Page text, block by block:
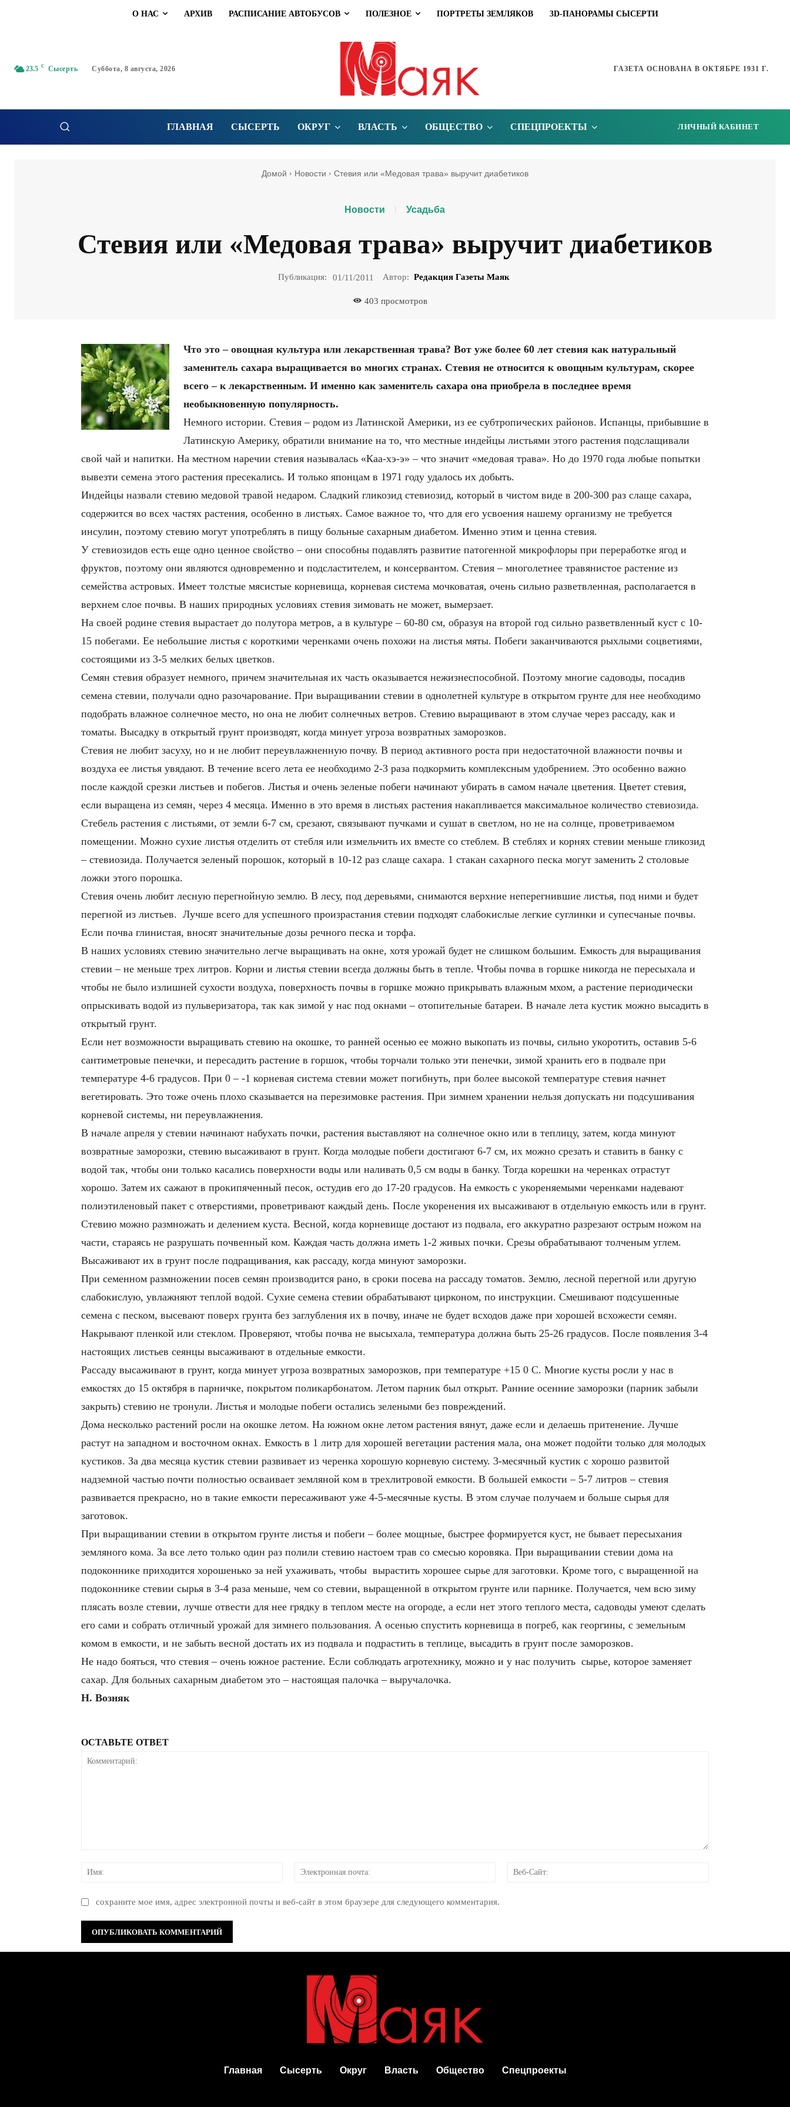
О НАС АРХИВ РАСПИСАНИЕ АВТОБУСОВ ПОЛЕЗНОЕ ПОРТРЕТЫ ЗЕМЛЯКОВ 3D-ПАНОРАМЫ СЫСЕРТИ
23.5 C Сысерть Суббота, 8 августа, 2026 ГАЗЕТА ОСНОВАНА В ОКТЯБРЕ 1931 Г.
ГЛАВНАЯ СЫСЕРТЬ ОКРУГ ВЛАСТЬ ОБЩЕСТВО СПЕЦПРОЕКТЫ ЛИЧНЫЙ КАБИНЕТ
Домой Новости Стевия или «Медовая трава» выручит диабетиков
Новости Усадьба
Стевия или «Медовая трава» выручит диабетиков
Публикация: 01/11/2011 Автор: Редакция Газеты Маяк
403 просмотров
Что это – овощная культура или лекарственная трава? Вот уже более 60 лет стевия как натуральный
заменитель сахара выращивается во многих странах. Стевия не относится к овощным культурам, скорее
всего – к лекарственным. И именно как заменитель сахара она приобрела в последнее время
необыкновенную популярность.
Немного истории. Стевия – родом из Латинской Америки, из ее субтропических районов. Испанцы, прибывшие в
Латинскую Америку, обратили внимание на то, что местные индейцы листьями этого растения подслащивали
свой чай и напитки. На местном наречии стевия называлась «Каа-хэ-э» – что значит «медовая трава». Но до 1970 года любые попытки
вывезти семена этого растения пресекались. И только японцам в 1971 году удалось их добыть.
Индейцы назвали стевию медовой травой недаром. Сладкий гликозид стевиозид, который в чистом виде в 200-300 раз слаще сахара,
содержится во всех частях растения, особенно в листьях. Самое важное то, что для его усвоения нашему организму не требуется
инсулин, поэтому стевию могут употреблять в пищу больные сахарным диабетом. Именно этим и ценна стевия.
У стевиозидов есть еще одно ценное свойство – они способны подавлять развитие патогенной микрофлоры при переработке ягод и
фруктов, поэтому они являются одновременно и подсластителем, и консервантом. Стевия – многолетнее травянистое растение из
семейства астровых. Имеет толстые мясистые корневища, корневая система мочковатая, очень сильно разветвленная, располагается в
верхнем слое почвы. В наших природных условиях стевия зимовать не может, вымерзает.
На своей родине стевия вырастает до полутора метров, а в культуре – 60-80 см, образуя на второй год сильно разветвленный куст с 10-
15 побегами. Ее небольшие листья с короткими черенками очень похожи на листья мяты. Побеги заканчиваются рыхлыми соцветиями,
состоящими из 3-5 мелких белых цветков.
Семян стевия образует немного, причем значительная их часть оказывается нежизнеспособной. Поэтому многие садоводы, посадив
семена стевии, получали одно разочарование. При выращивании стевии в однолетней культуре в открытом грунте для нее необходимо
подобрать влажное солнечное место, но она не любит солнечных ветров. Стевию выращивают в этом случае через рассаду, как и
томаты. Высадку в открытый грунт производят, когда минует угроза возвратных заморозков.
Стевия не любит засуху, но и не любит переувлажненную почву. В период активного роста при недостаточной влажности почвы и
воздуха ее листья увядают. В течение всего лета ее необходимо 2-3 раза подкормить комплексным удобрением. Это особенно важно
после каждой срезки листьев и побегов. Листья и очень зеленые побеги начинают убирать в самом начале цветения. Цветет стевия,
если выращена из семян, через 4 месяца. Именно в это время в листьях растения накапливается максимальное количество стевиозида.
Стебель растения с листьями, от земли 6-7 см, срезают, связывают пучками и сушат в светлом, но не на солнце, проветриваемом
помещении. Можно сухие листья отделить от стебля или измельчить их вместе со стеблем. В стеблях и корнях стевии меньше гликозид
– стевиозида. Получается зеленый порошок, который в 10-12 раз слаще сахара. 1 стакан сахарного песка могут заменить 2 столовые
ложки этого порошка.
Стевия очень любит лесную перегнойную землю. В лесу, под деревьями, снимаются верхние неперегнившие листья, под ними и будет
перегной из листьев. Лучше всего для успешного произрастания стевии подходят слабокислые легкие суглинки и супесчаные почвы.
Если почва глинистая, вносят значительные дозы речного песка и торфа.
В наших условиях стевию значительно легче выращивать на окне, хотя урожай будет не слишком большим. Емкость для выращивания
стевии – не меньше трех литров. Корни и листья стевии всегда должны быть в тепле. Чтобы почва в горшке никогда не пересыхала и
чтобы не было излишней сухости воздуха, поверхность почвы в горшке можно прикрывать влажным мхом, а растение периодически
опрыскивать водой из пульверизатора, так как зимой у нас под окнами – отопительные батареи. В начале лета кустик можно высадить в
открытый грунт.
Если нет возможности выращивать стевию на окошке, то ранней осенью ее можно выкопать из почвы, сильно укоротить, оставив 5-6
сантиметровые пенечки, и пересадить растение в горшок, чтобы торчали только эти пенечки, зимой хранить его в подвале при
температуре 4-6 градусов. При 0 – -1 корневая система стевии может погибнуть, при более высокой температуре стевия начнет
вегетировать. Это тоже очень плохо сказывается на перезимовке растения. При зимнем хранении нельзя допускать ни подсушивания
корневой системы, ни переувлажнения.
В начале апреля у стевии начинают набухать почки, растения выставляют на солнечное окно или в теплицу, затем, когда минуют
возвратные заморозки, стевию высаживают в грунт. Когда молодые побеги достигают 6-7 см, их можно срезать и ставить в банку с
водой так, чтобы они только касались поверхности воды или наливать 0,5 см воды в банку. Тогда корешки на черенках отрастут
хорошо. Затем их сажают в прокипяченный песок, остудив его до 17-20 градусов. На емкость с укореняемыми черенками надевают
полиэтиленовый пакет с отверстиями, проветривают каждый день. После укоренения их высаживают в отдельную емкость или в грунт.
Стевию можно размножать и делением куста. Весной, когда корневище достают из подвала, его аккуратно разрезают острым ножом на
части, стараясь не разрушать почвенный ком. Каждая часть должна иметь 1-2 живых почки. Срезы обрабатывают толченым углем.
Высаживают их в грунт после подращивания, как рассаду, когда минуют заморозки.
При семенном размножении посев семян производится рано, в сроки посева на рассаду томатов. Землю, лесной перегной или другую
слабокислую, увлажняют теплой водой. Сухие семена стевии обрабатывают цирконом, по инструкции. Смешивают подсушенные
семена с песком, высевают поверх грунта без заглубления их в почву, иначе не будет всходов даже при хорошей всхожести семян.
Накрывают пленкой или стеклом. Проверяют, чтобы почва не высыхала, температура должна быть 25-26 градусов. После появления 3-4
настоящих листьев сеянцы высаживают в отдельные емкости.
Рассаду высаживают в грунт, когда минует угроза возвратных заморозков, при температуре +15 0 С. Многие кусты росли у нас в
емкостях до 15 октября в парничке, покрытом поликарбонатом. Летом парник был открыт. Ранние осенние заморозки (парник забыли
закрыть) стевию не тронули. Листья и молодые побеги остались зелеными без повреждений.
Дома несколько растений росли на окошке летом. На южном окне летом растения вянут, даже если и делаешь притенение. Лучше
растут на западном и восточном окнах. Емкость в 1 литр для хорошей вегетации растения мала, она может подойти только для молодых
кустиков. За два месяца кустик стевии развивает из черенка хорошую корневую систему. 3-месячный кустик с хорошо развитой
надземной частью почти полностью осваивает земляной ком в трехлитровой емкости. В большей емкости – 5-7 литров – стевия
развивается прекрасно, но в такие емкости пересаживают уже 4-5-месячные кусты. В этом случае получаем и больше сырья для
заготовок.
При выращивании стевии в открытом грунте листья и побеги – более мощные, быстрее формируется куст, не бывает пересыхания
земляного кома. За все лето только один раз полили стевию настоем трав со смесью коровяка. При выращивании стевии дома на
подоконнике приходится хорошенько за ней ухаживать, чтобы вырастить хорошее сырье для заготовки. Кроме того, с выращенной на
подоконнике стевии сырья в 3-4 раза меньше, чем со стевии, выращенной в открытом грунте или парнике. Получается, чем всю зиму
плясать возле стевии, лучше отвести для нее грядку в теплом месте на огороде, а если нет этого теплого места, садоводы умеют сделать
его сами и собрать отличный урожай для зимнего пользования. А осенью спустить корневища в погреб, как георгины, с земельным
комом в емкости, и не забыть весной достать их из подвала и подрастить в теплице, высадить в грунт после заморозков.
Не надо бояться, что стевия – очень южное растение. Если соблюдать агротехнику, можно и у нас получить сырье, которое заменяет
сахар. Для больных сахарным диабетом это – настоящая палочка – выручалочка.
Н. Возняк
ОСТАВЬТЕ ОТВЕТ
Имя:
Электронная
сохраните мое имя, адрес электронной почты и веб-сайт в этом браузере для следующего комментария.
Главная Сысерть Округ Власть Общество Спецпроекты